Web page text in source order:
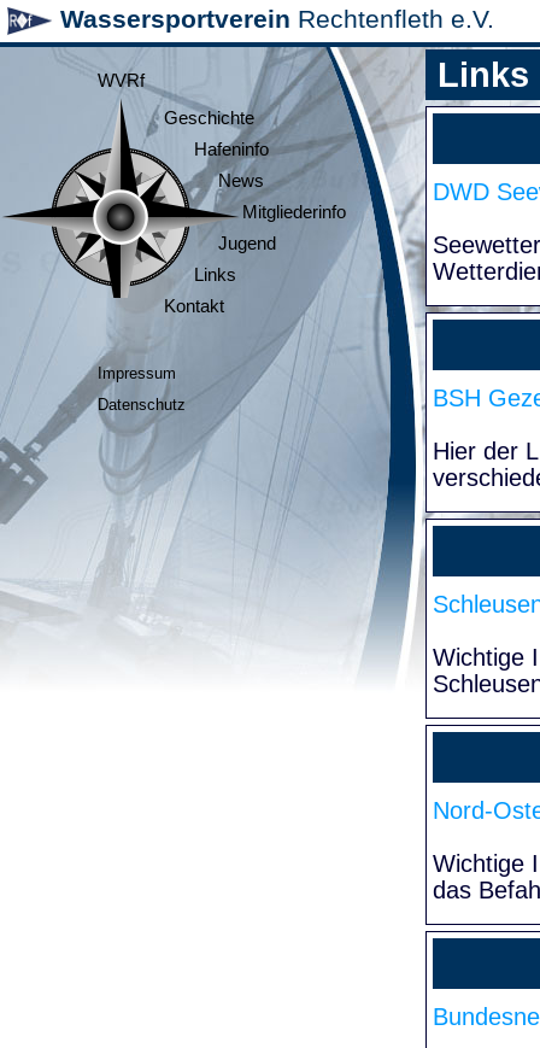
Wassersportverein Rechtenfleth e.V.
WVRf
Geschichte
Hafeninfo
News
Mitgliederinfo
Jugend
Links
Kontakt
Impressum
Datenschutz
Links
DWD
BSH
Hier der
Wichtige
Nord-
Wichtige
das